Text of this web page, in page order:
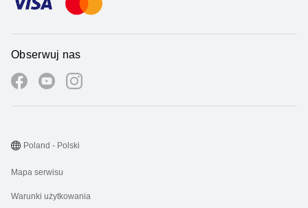
Obserwuj nas
Mapa serwisu
Warunki użytkowania
Poland - Polski